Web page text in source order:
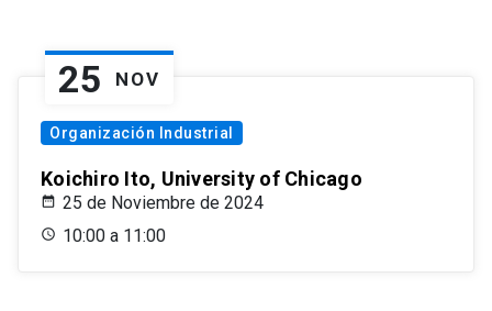
25 NOV
Organización Industrial
Koichiro Ito, University of Chicago
25 de Noviembre de 2024
10:00 a 11:00